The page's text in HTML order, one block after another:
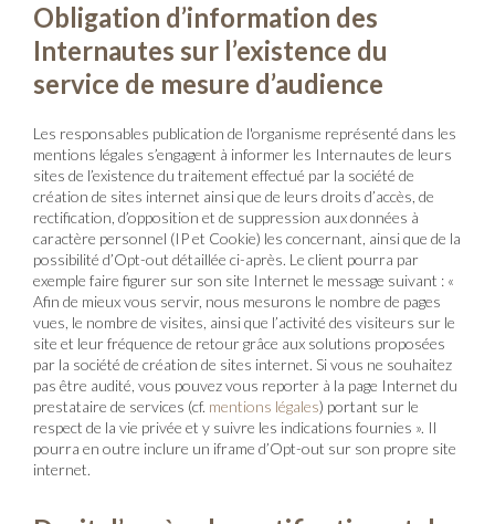
Obligation d’information des
Internautes sur l’existence du
service de mesure d’audience
Les responsables publication de l'organisme représenté dans les
mentions légales s’engagent à informer les Internautes de leurs
sites de l’existence du traitement effectué par la société de
création de sites internet ainsi que de leurs droits d’accès, de
rectification, d’opposition et de suppression aux données à
caractère personnel (IP et Cookie) les concernant, ainsi que de la
possibilité d’Opt-out détaillée ci-après. Le client pourra par
exemple faire figurer sur son site Internet le message suivant : «
Afin de mieux vous servir, nous mesurons le nombre de pages
vues, le nombre de visites, ainsi que l’activité des visiteurs sur le
site et leur fréquence de retour grâce aux solutions proposées
par la société de création de sites internet. Si vous ne souhaitez
pas être audité, vous pouvez vous reporter à la page Internet du
prestataire de services (cf. mentions légales) portant sur le
respect de la vie privée et y suivre les indications fournies ». Il
pourra en outre inclure un iframe d’Opt-out sur son propre site
internet.